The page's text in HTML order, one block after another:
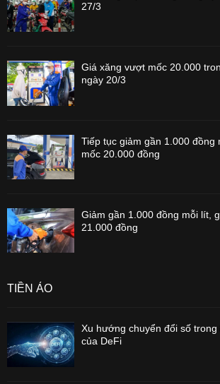
27/3
Giá xăng vượt mốc 20.000
ngày 20/3
Tiếp tục giảm gần 1.000 đồng
mốc 20.000 đồng
Giảm gần 1.000 đồng mỗi lít,
21.000 đồng
TIỀN ẢO
Xu hướng chuyển đổi số trong
của DeFi